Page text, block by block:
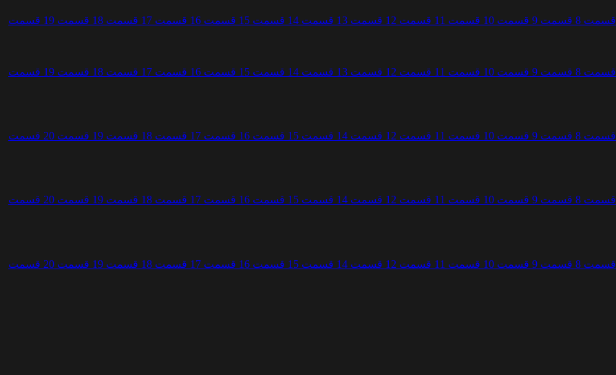
قسمت 8 قسمت 9 قسمت 10 قسمت 11 قسمت 12 قسمت 13 قسمت 14 قسمت 15 قسمت 16 قسمت 17 قسمت 18 قسمت 19
قسمت
قسمت 8 قسمت 9 قسمت 10 قسمت 11 قسمت 12 قسمت 13 قسمت 14 قسمت 15 قسمت 16 قسمت 17 قسمت 18 قسمت 19
قسمت
قسمت 8 قسمت 9 قسمت 10 قسمت 11 قسمت 12 قسمت 14 قسمت 15 قسمت 16 قسمت 17 قسمت 18 قسمت 19 قسمت 20
قسمت
قسمت 8 قسمت 9 قسمت 10 قسمت 11 قسمت 12 قسمت 14 قسمت 15 قسمت 16 قسمت 17 قسمت 18 قسمت 19 قسمت 20
قسمت
قسمت 8 قسمت 9 قسمت 10 قسمت 11 قسمت 12 قسمت 14 قسمت 15 قسمت 16 قسمت 17 قسمت 18 قسمت 19 قسمت 20
قسمت